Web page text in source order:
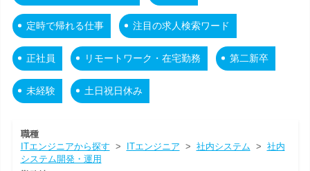
定時で帰れる仕事 注目の求人検索ワード
正社員 リモートワーク・在宅勤務 第二新卒
未経験 土日祝日休み
職種
ITエンジニアから探す > ITエンジニア > 社内システム > 社内
システム開発・運用